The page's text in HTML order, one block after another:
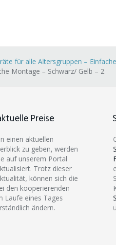
für alle Altersgruppen –
Montage – Schwarz/ Gelb – 2
Preise
einen aktuellen
zu geben, werden
auf unserem Portal
Trotz dieser
können sich die
den kooperierenden
Laufe eines Tages
ändern.